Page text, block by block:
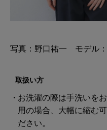
写真：野口祐一 モデル
取扱い方
お洗濯の際は手洗いを
用の場合、大幅に縮む
ださい。